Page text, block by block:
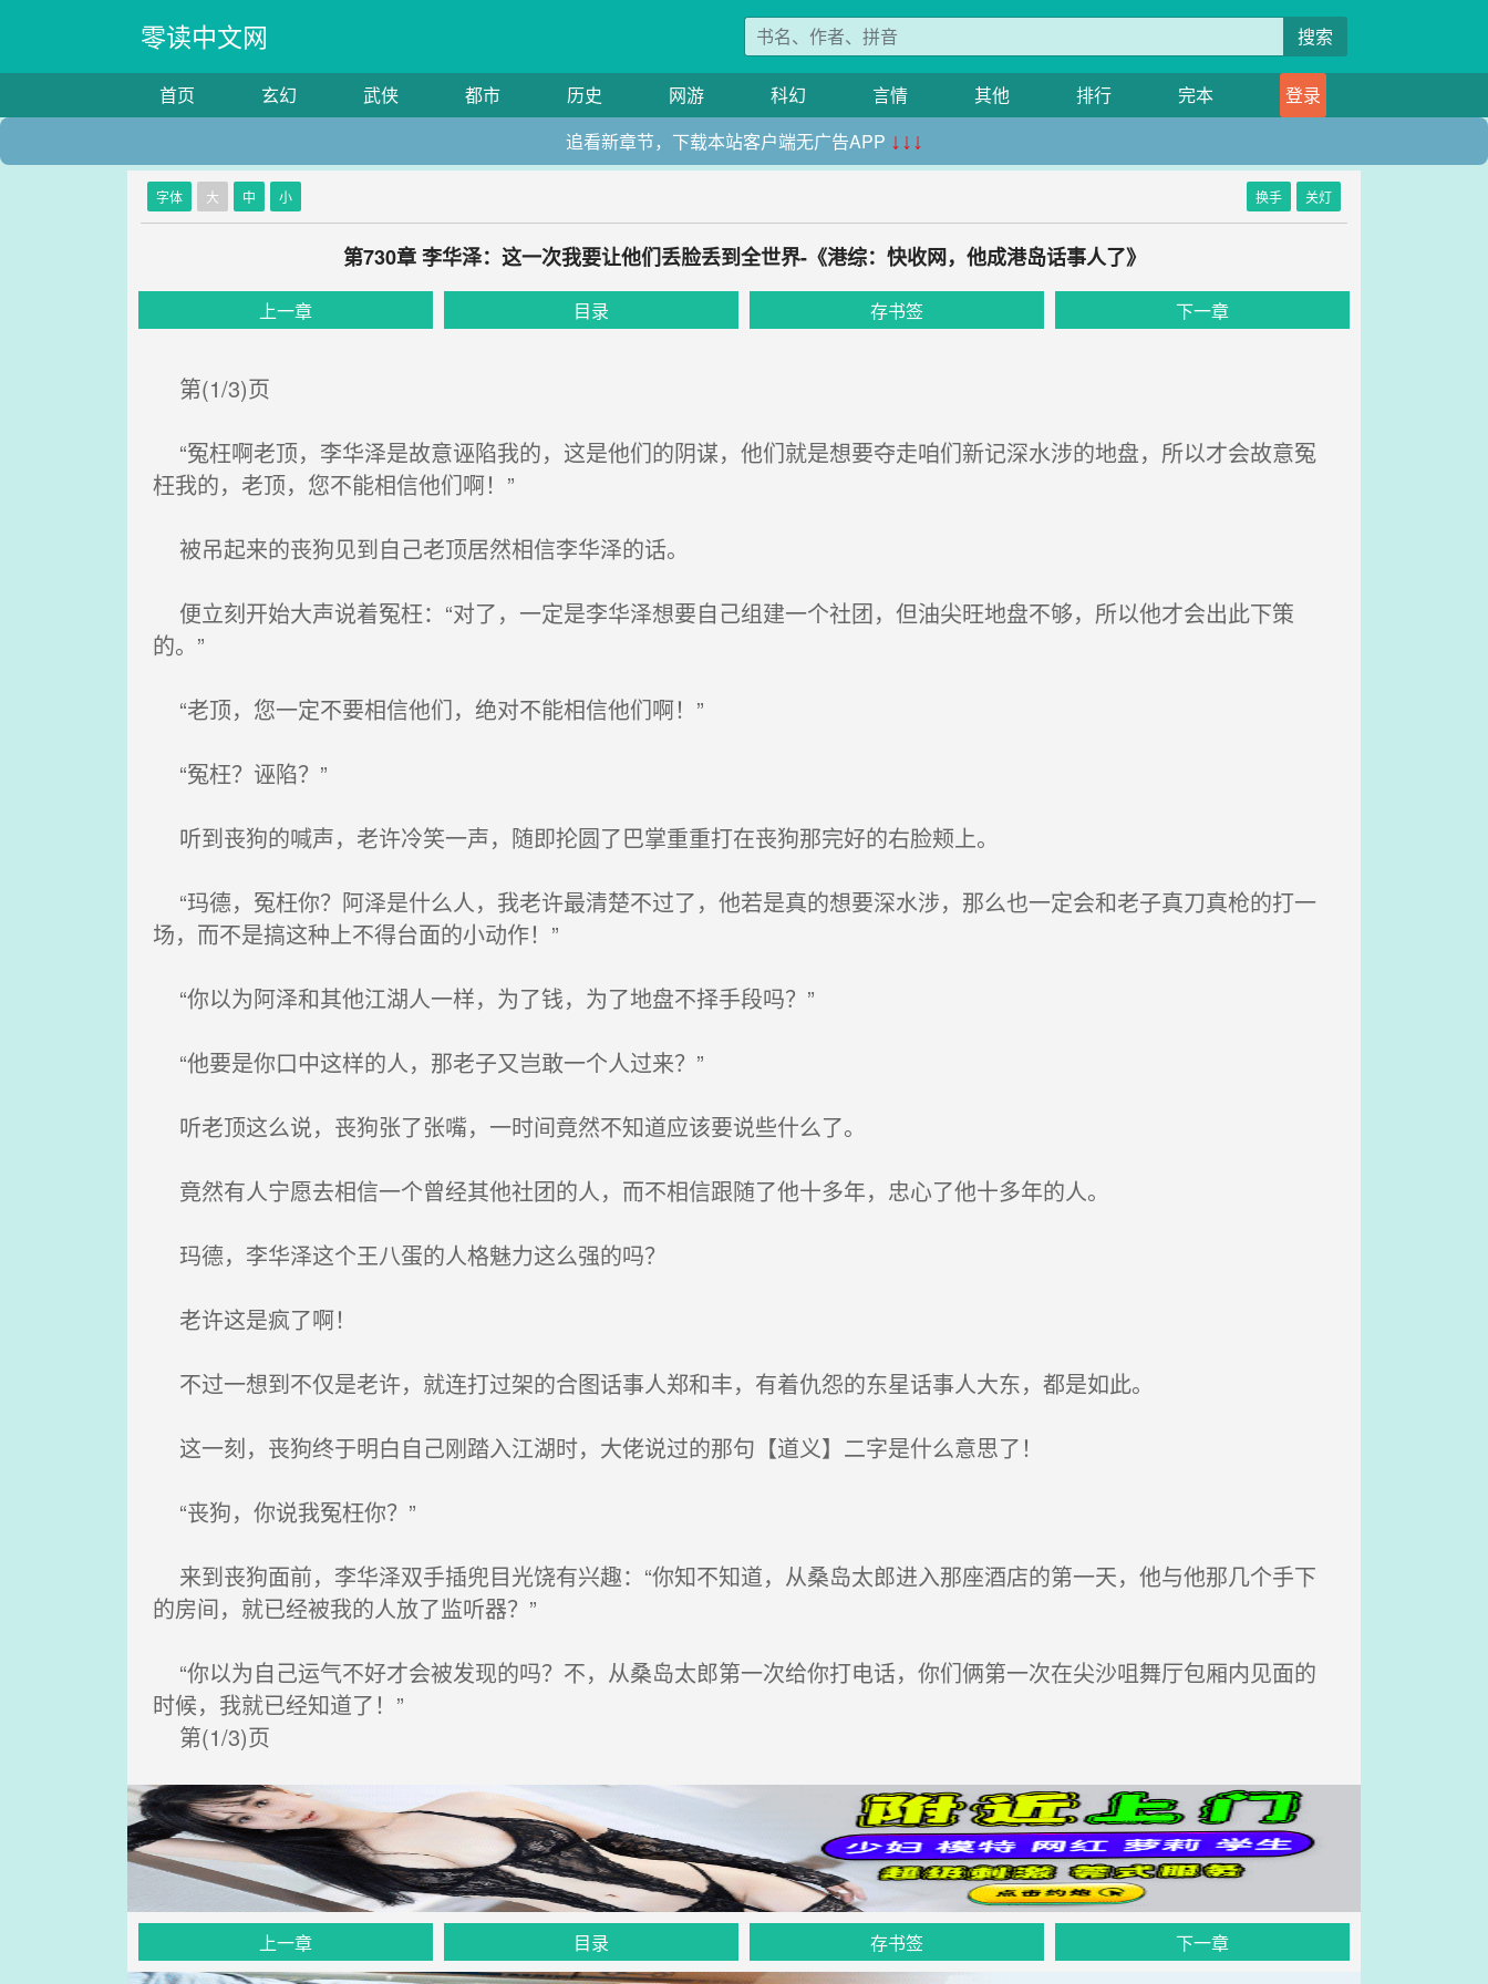
零读中文网 搜索
首页 玄幻 武侠 都市 历史 网游 科幻 言情 其他 排行 完本
登录
追看新章节，下载本站客户端无广告APP ↓↓↓
字体 大 中 小 换手 关灯
第730章 李华泽：这一次我要让他们丢脸丢到全世界-《港综：快收网，他成港岛话事人了》
上一章 目录 存书签 下一章
第(1/3)页
“冤枉啊老顶，李华泽是故意诬陷我的，这是他们的阴谋，他们就是想要夺走咱们新记深水涉的地盘，所以才会故意冤
枉我的，老顶，您不能相信他们啊！”
被吊起来的丧狗见到自己老顶居然相信李华泽的话。
便立刻开始大声说着冤枉：“对了，一定是李华泽想要自己组建一个社团，但油尖旺地盘不够，所以他才会出此下策
的。”
“老顶，您一定不要相信他们，绝对不能相信他们啊！”
“冤枉？诬陷？”
听到丧狗的喊声，老许冷笑一声，随即抡圆了巴掌重重打在丧狗那完好的右脸颊上。
“玛德，冤枉你？阿泽是什么人，我老许最清楚不过了，他若是真的想要深水涉，那么也一定会和老子真刀真枪的打一
场，而不是搞这种上不得台面的小动作！”
“你以为阿泽和其他江湖人一样，为了钱，为了地盘不择手段吗？”
“他要是你口中这样的人，那老子又岂敢一个人过来？”
听老顶这么说，丧狗张了张嘴，一时间竟然不知道应该要说些什么了。
竟然有人宁愿去相信一个曾经其他社团的人，而不相信跟随了他十多年，忠心了他十多年的人。
玛德，李华泽这个王八蛋的人格魅力这么强的吗？
老许这是疯了啊！
不过一想到不仅是老许，就连打过架的合图话事人郑和丰，有着仇怨的东星话事人大东，都是如此。
这一刻，丧狗终于明白自己刚踏入江湖时，大佬说过的那句【道义】二字是什么意思了！
“丧狗，你说我冤枉你？”
来到丧狗面前，李华泽双手插兜目光饶有兴趣：“你知不知道，从桑岛太郎进入那座酒店的第一天，他与他那几个手下
的房间，就已经被我的人放了监听器？”
“你以为自己运气不好才会被发现的吗？不，从桑岛太郎第一次给你打电话，你们俩第一次在尖沙咀舞厅包厢内见面的
时候，我就已经知道了！”
第(1/3)页
上一章 目录 存书签 下一章